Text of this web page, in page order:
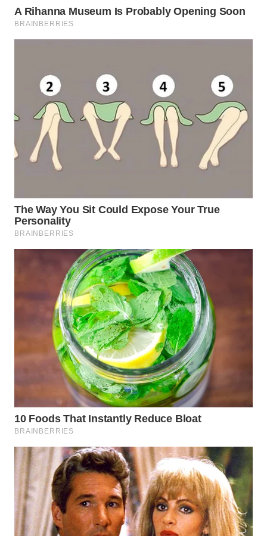
WN
LABUANBAJO
Group
WAHANA
NEWS
TANI
WAHANA
WAHANA
INFRASTRUKTUR
WAHANA
KONSUMEN
WAHANA
TRAVEL
WAHANA
TV
WAHANANEWS
ID